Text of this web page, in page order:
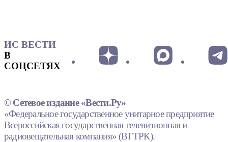
ИС ВЕСТИ
В
СОЦСЕТЯХ
© Сетевое издание «Вести.Ру»
«Федеральное государственное унитарное предприятие
Всероссийская государственная телевизионная и
радиовещательная компания» (ВГТРК).